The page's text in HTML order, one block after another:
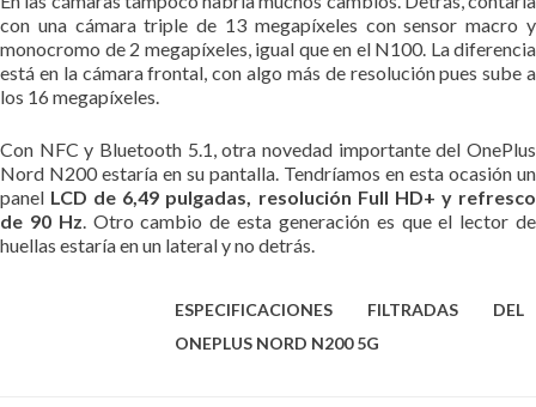
con una cámara triple de 13 megapíxeles con sensor macro y
monocromo de 2 megapíxeles, igual que en el N100. La diferencia
está en la cámara frontal, con algo más de resolución pues sube a
los 16 megapíxeles.
Con NFC y Bluetooth 5.1, otra novedad importante del OnePlus
Nord N200 estaría en su pantalla. Tendríamos en esta ocasión un
panel LCD de 6,49 pulgadas, resolución Full HD+ y refresco
de 90 Hz. Otro cambio de esta generación es que el lector de
huellas estaría en un lateral y no detrás.
ESPECIFICACIONES FILTRADAS DEL
ONEPLUS NORD N200 5G